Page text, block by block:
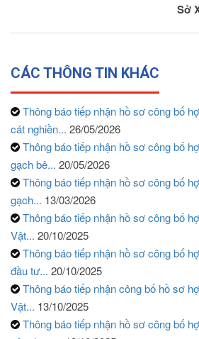
Sở
CÁC THÔNG TIN KHÁC
Thông báo tiếp nhận hồ sơ công bố
cát nghiền... 26/05/2026
Thông báo tiếp nhận hồ sơ công bố
gạch bê... 20/05/2026
Thông báo tiếp nhận hồ sơ công bố
gạch... 13/03/2026
Thông báo tiếp nhận hồ sơ công bố
Vật... 20/10/2025
Thông báo tiếp nhận hồ sơ công bố
đầu tư... 20/10/2025
Thông báo tiếp nhận công bố hồ sơ
Vật... 13/10/2025
Thông báo tiếp nhận hồ sơ công bố